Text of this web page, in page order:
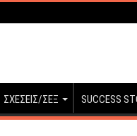
ΣΧΕΣΕΙΣ/ΣΕΞ SUCCESS